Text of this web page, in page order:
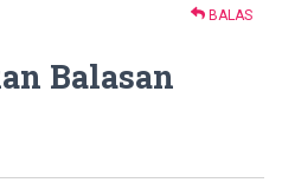
BALAS
Balasan